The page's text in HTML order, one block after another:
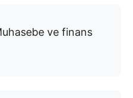
ve finans